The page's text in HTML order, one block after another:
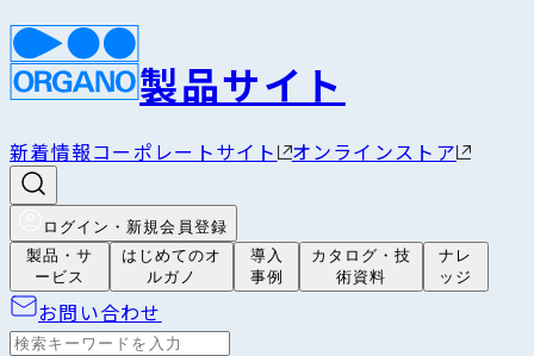
製品サイト
新着情報コーポレートサイト オンラインストア
ログイン・新規会員登録
製品・サ
ービス
はじめてのオ
ルガノ
導入
事例
カタログ・技
術資料
ナレ
ッジ
お問い合わせ